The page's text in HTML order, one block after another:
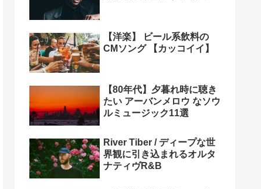
【洋楽】 ビール系飲料の
CMソング 【カッコイイ】
【80年代】夕暮れ時に聴き
たい アーバンメロウ なソウ
ルミュージック11選
River Tiber / ディープな世
界観に引き込まれるオルタ
ナティヴR&B